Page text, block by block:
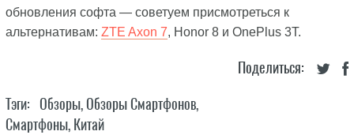
обновления софта — советуем присмотреться к
альтернативам: ZTE Axon 7, Honor 8 и OnePlus 3T.
Поделиться:
Тэги: Обзоры,Обзоры Смартфонов,
Смартфоны, Китай